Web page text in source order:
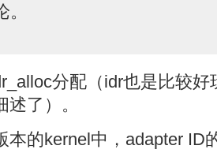
分配（idr也是比较
了）。
本的kernel中，adapter ID